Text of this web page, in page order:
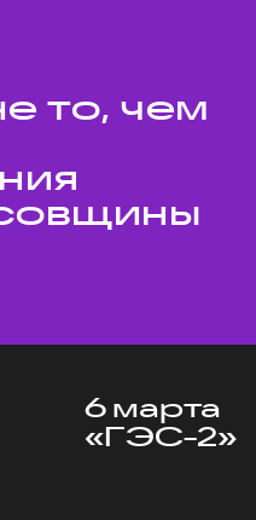
то, чем
6 марта
«ГЭС-2»